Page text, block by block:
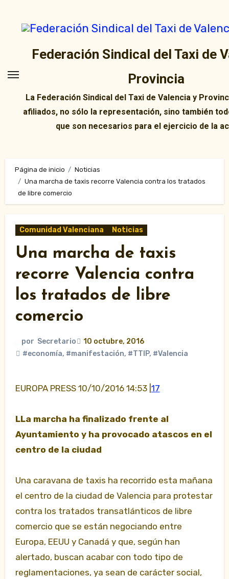
contenido
Federación Sindical del Taxi de
Provincia
La Federación Sindical del Taxi de Valencia y
afiliados, no sólo la representación, sino también
que son necesarios para el ejercicio de la
Página de inicio
Noticias
Una marcha de taxis recorre Valencia contra los tratados
de libre comercio
Comunidad Valenciana Noticias
Una marcha de taxis
recorre Valencia contra
los tratados de libre
comercio
por Secretario
10 octubre, 2016
#economía, #manifestación, #TTIP, #Valencia
EUROPA PRESS 10/10/2016 14:53 | 17
LLa marcha ha finalizado frente al
Ayuntamiento y ha provocado atascos en el
centro de la ciudad
Una caravana de taxis ha recorrido esta mañana
el centro de la ciudad de Valencia para protestar
contra los tratados transatlánticos de libre
comercio que se están negociando entre
Europa, EEUU y Canadá y que, según han
alertado, buscan acabar con todo tipo de
reglamentaciones, ya sean de carácter social,